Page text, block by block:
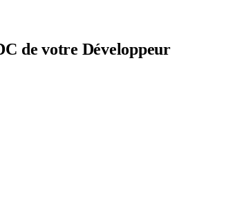
de votre Développeur